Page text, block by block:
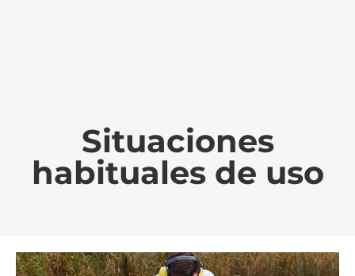
Situaciones
habituales de uso